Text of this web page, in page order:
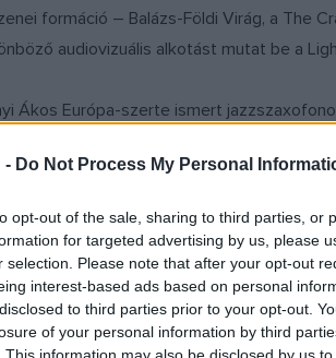
- Do Not Process My Personal
opt-out of the sale, sharing to third parties, or
for targeted advertising by us, please
selection. Please note that after your opt-out
interest-based ads based on personal
to third parties prior to your opt-out.
of your personal information by third
This information may also be disclosed by us
formáció – Balázs-Földi Virág, a The
audiovizuális alkotást mutat be a
Ákos Európa-szerte ismert
mellett Debrecen ikonikus
táncjáték a Zene Háza szabadtéri
Alba Regia Alapfokú Művészeti